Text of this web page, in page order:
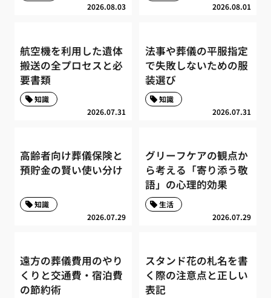
2026.08.03 2026.08.01
航空機を利用した遺体
搬送の全プロセスと必
要書類
2026.07.31
知識
法事や葬儀の平服指定
で失敗しないための服
装選び
2026.07.31
知識
高齢者向け葬儀保険と
預貯金の賢い使い分け
2026.07.29
知識
グリーフケアの観点か
ら考える「寄り添う敬
語」の心理的効果
2026.07.29
生活
遠方の葬儀費用のやり
くりと交通費・宿泊費
の節約術
スタンド花の札名を書
く際の注意点と正しい
表記